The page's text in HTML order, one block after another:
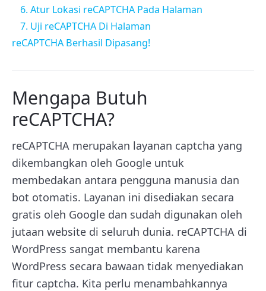
6. Atur Lokasi reCAPTCHA Pada Halaman
7. Uji reCAPTCHA Di Halaman
reCAPTCHA Berhasil Dipasang!
Mengapa Butuh
reCAPTCHA?
reCAPTCHA merupakan layanan captcha yang
dikembangkan oleh Google untuk
membedakan antara pengguna manusia dan
bot otomatis. Layanan ini disediakan secara
gratis oleh Google dan sudah digunakan oleh
jutaan website di seluruh dunia. reCAPTCHA di
WordPress sangat membantu karena
WordPress secara bawaan tidak menyediakan
fitur captcha. Kita perlu menambahkannya